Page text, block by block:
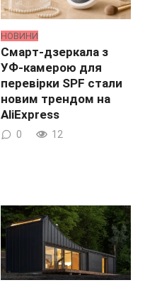
НОВИНИ
Смарт-дзеркала з
УФ-камерою для
перевірки SPF стали
новим трендом на
AliExpress
0 12